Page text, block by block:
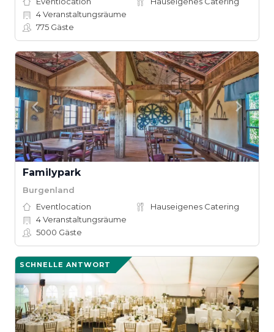
4Veranstaltungsräume
775 Gäste
Familypark
Burgenland
Eventlocation
Hauseigenes Catering
4Veranstaltungsräume
5000 Gäste
SCHNELLE ANTWORT